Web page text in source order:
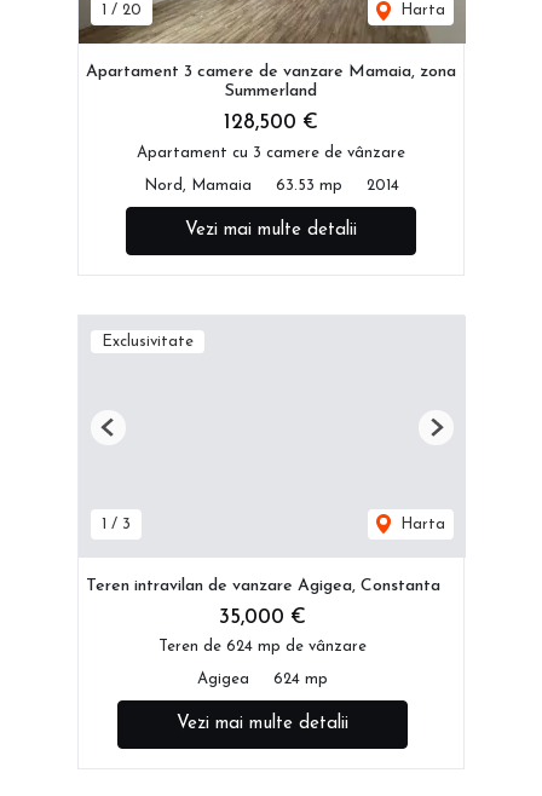
1 / 20 Harta
Apartament 3 camere de vanzare Mamaia, zona
Summerland
128,500 €
Apartament cu 3 camere de vânzare
Nord, Mamaia 63.53 mp 2014
Vezi mai multe detalii
Exclusivitate
1 / 3 Harta
Previous Next
Teren intravilan de vanzare Agigea, Constanta
35,000 €
Teren de 624 mp de vânzare
Agigea 624 mp
Vezi mai multe detalii